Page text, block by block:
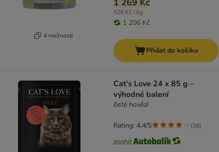
4 možností
1 269 Kč
529 Kč / kg
1 206 Kč
Přidat do košíku
Cat's Love 24 x 85 g –
výhodné balení
čisté hovězí
Rating: 4.4/5 (38)